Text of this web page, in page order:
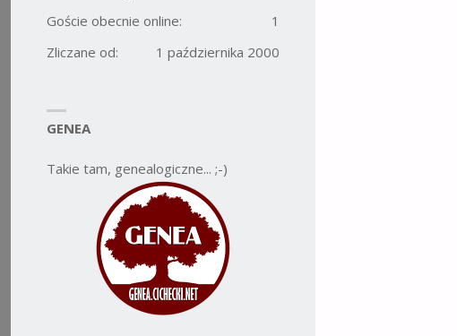
1
Goście obecnie online:
1 października 2000
Zliczane od:
GENEA
Takie tam, genealogiczne... ;-)